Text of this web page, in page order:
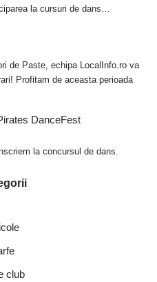
la cursuri de dans…
de Paste, echipa LocalInfo.ro va
Profitam de aceasta perioada
DanceFest
la concursul de dans.
club